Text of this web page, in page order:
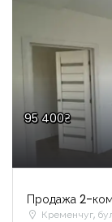
95 400₴
Продажа 2-
Кременчуг,